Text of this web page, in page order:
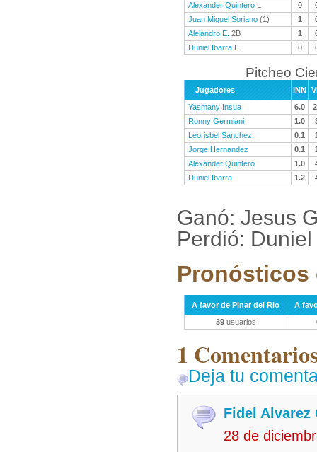
Alexander Quintero L 0
Juan Miguel Soriano (1) 1
Alejandro E. 2B 1
Duniel Ibarra L 0
Pitcheo
Jugadores INN
Yasmany Insua
6.0
Ronny Germiani
1.0
Leorisbel Sanchez
0.1
Jorge Hernandez
0.1
Alexander Quintero
1.0
Duniel Ibarra
1.2
Ganó: Jesus
Perdió:
Pronósticos
A favor de Pinar del Rio
A
39usuarios
1
Deja tu
Fidel Alvarez
28 de